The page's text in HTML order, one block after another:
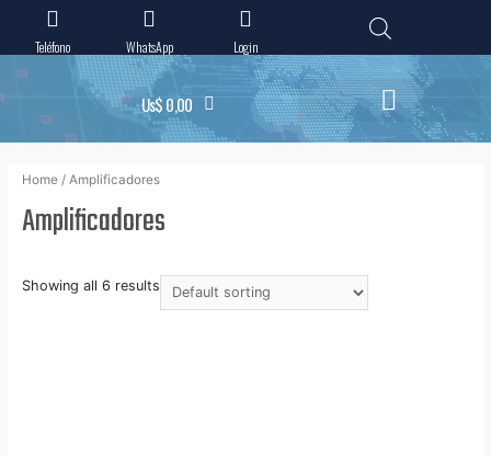
Teléfono WhatsApp Login
Us$0,00
Home/ Amplificadores
Amplificadores
Showing all 6 results